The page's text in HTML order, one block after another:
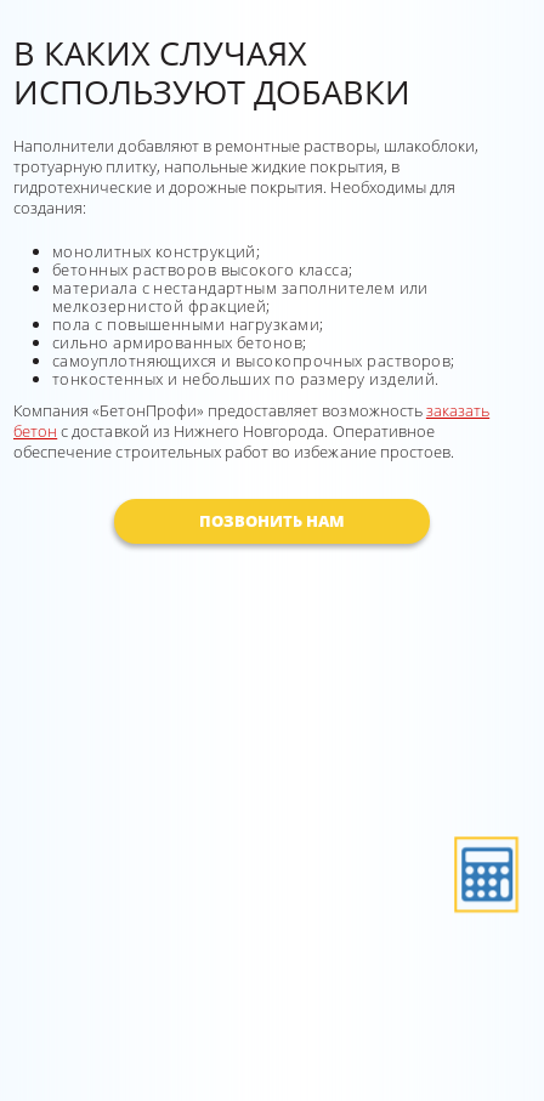
В КАКИХ СЛУЧАЯХ
ИСПОЛЬЗУЮТ ДОБАВКИ
Наполнители добавляют в ремонтные растворы, шлакоблоки,
тротуарную плитку, напольные жидкие покрытия, в
гидротехнические и дорожные покрытия. Необходимы для
создания:
монолитных конструкций;
бетонных растворов высокого класса;
материала с нестандартным заполнителем или
мелкозернистой фракцией;
пола с повышенными нагрузками;
сильно армированных бетонов;
самоуплотняющихся и высокопрочных растворов;
тонкостенных и небольших по размеру изделий.
Компания «БетонПрофи» предоставляет возможностьзаказать
бетон с доставкой из Нижнего Новгорода. Оперативное
обеспечение строительных работ во избежание простоев.
ПОЗВОНИТЬ НАМ